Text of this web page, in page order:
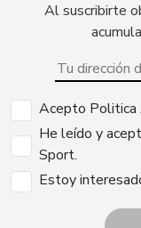
Al suscribirte
Acepto
He leído y
Sport.
Estoy